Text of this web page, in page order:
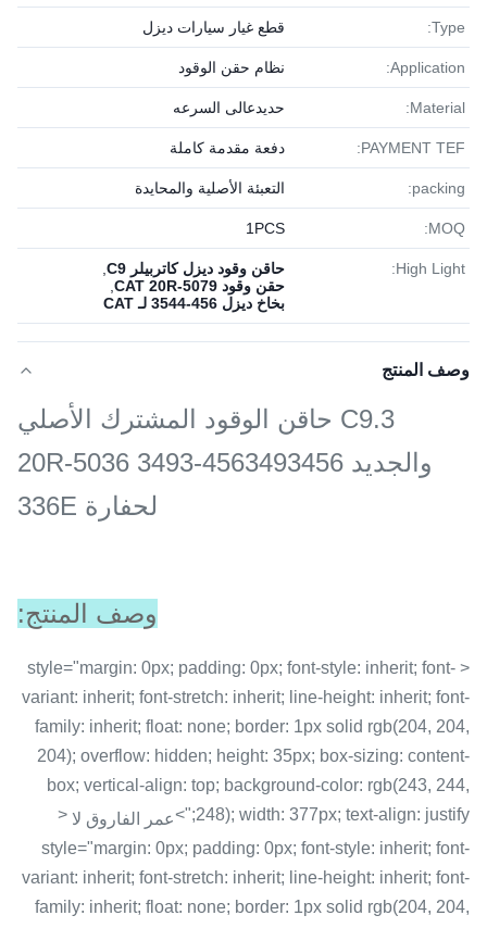
Type: قطع غيار سيارات ديزل
Application: نظام حقن الوقود
Material: حديدعالى السرعه
PAYMENT TEF: دفعة مقدمة كاملة
packing: التعبئة الأصلية والمحايدة
MOQ:
1PСS
High Light: حاقن وقود ديزل كاتربيلر C9
حقن وقود CAT 20R-5079
بخاخ ديزل 456-3544 لـ CAT
وصف المنتج
C9.3 حاقن الوقود المشترك الأصلي
والجديد 4563493456-3493 20R-5036
لحفارة 336E
وصف المنتج:
< style="margin: 0px; padding: 0px; font-style: inherit; font-
variant: inherit; font-stretch: inherit; line-height: inherit; font-
family: inherit; float: none; border: 1px solid rgb(204, 204,
204); overflow: hidden; height: 35px; box-sizing: content-
box; vertical-align: top; background-color: rgb(243, 244,
248); width: 377px; text-align: justify;">
عمر الفاروق لا <
style="margin: 0px; padding: 0px; font-style: inherit; font-
variant: inherit; font-stretch: inherit; line-height: inherit; font-
family: inherit; float: none; border: 1px solid rgb(204, 204,